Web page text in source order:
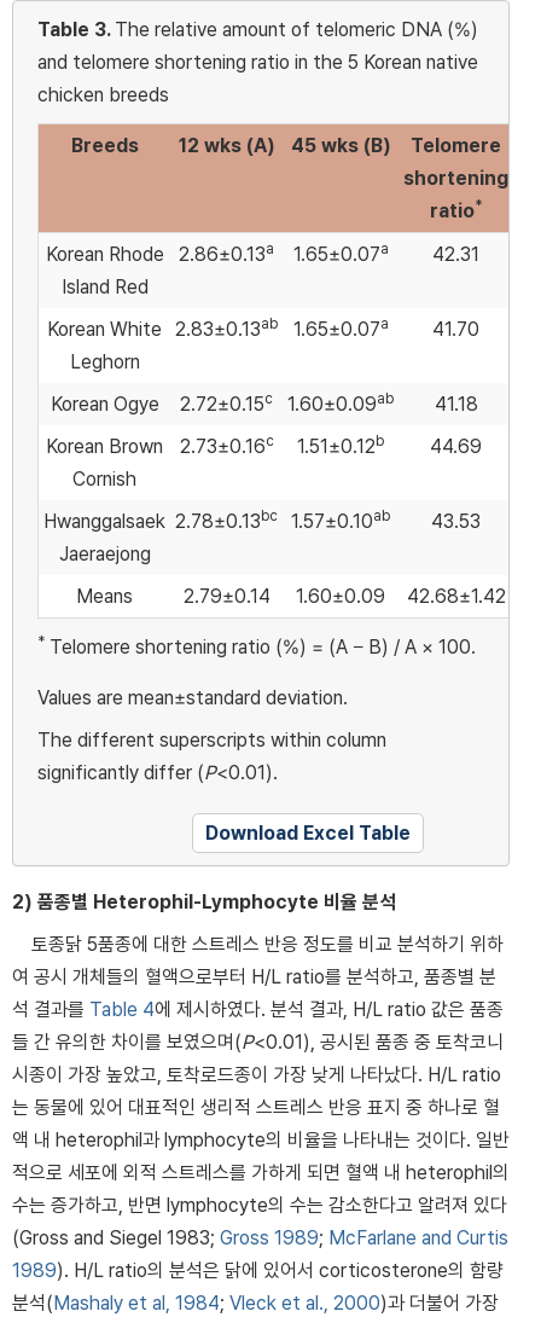
Table 3. The relative amount of telomeric DNA (%)
and telomere shortening ratio in the 5 Korean native
chicken breeds
Breeds 12 wks (A) 45 wks (B)
Telomere
shortening
ratio*
Korean Rhode
Island Red
2.86±0.13a 1.65±0.07a 42.31
Korean White
Leghorn
2.83±0.13ab 1.65±0.07a 41.70
Korean Ogye 2.72±0.15c 1.60±0.09ab
41.18
Korean Brown
Cornish
2.73±0.16c 1.51±0.12 b 44.69
Hwanggalsaek
Jaeraejong
2.78±0.13 bc 1.57±0.10ab 43.53
Means 2.79±0.14 1.60±0.09 42.68±1.42
* Telomere shortening ratio (%) = (A − B) / A × 100.
Values are mean±standard deviation.
The different superscripts within column
significantly differ (P<0.01).
Download Excel Table
2) 품종별 Heterophil-Lymphocyte 비율 분석
토종닭 5품종에 대한 스트레스 반응 정도를 비교 분석하기 위하
여 공시 개체들의 혈액으로부터 H/L ratio를 분석하고, 품종별 분
석 결과를 Table 4에 제시하였다. 분석 결과, H/L ratio 값은 품종
들 간 유의한 차이를 보였으며(P<0.01), 공시된 품종 중 토착코니
시종이 가장 높았고, 토착로드종이 가장 낮게 나타났다. H/L ratio
는 동물에 있어 대표적인 생리적 스트레스 반응 표지 중 하나로 혈
액 내 heterophil과 lymphocyte의 비율을 나타내는 것이다. 일반
적으로 세포에 외적 스트레스를 가하게 되면 혈액 내 heterophil의
수는 증가하고, 반면 lymphocyte의 수는 감소한다고 알려져 있다
(Gross and Siegel 1983; Gross 1989; McFarlane and Curtis
1989). H/L ratio의 분석은 닭에 있어서 corticosterone의 함량
분석(Mashaly et al, 1984; Vleck et al., 2000)과 더불어 가장